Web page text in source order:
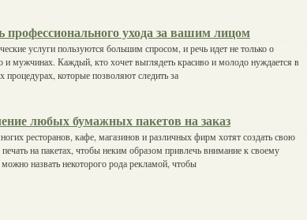
профессионального ухода за вашим лицом
услуги пользуются большим спросом, и речь идет не только о
и мужчинах. Каждый, кто хочет выглядеть красиво и молодо нуждается в
процедурах, которые позволяют следить за
любых бумажных пакетов на заказ
ресторанов, кафе, магазинов и различных фирм хотят создать свою
на пакетах, чтобы неким образом привлечь внимание к своему
назвать некоторого рода рекламой, чтобы